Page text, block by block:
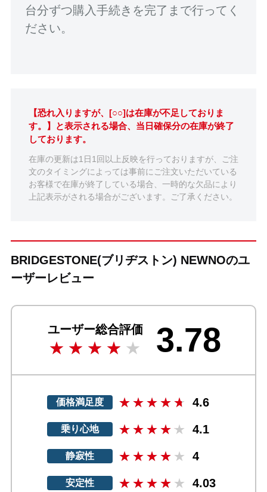
台分ずつ購入手続きを完了まで行ってく
ださい。
【恐れ入りますが、[○○]は在庫が不足しておりま
す。】と表示される場合、当日確保分の在庫が終了
しております。
在庫の更新は1日1回以上反映を行っておりますが、ご注
文のタイミングによっては事前にご注文いただいている
お客様で在庫が終了している場合、一時的な欠品により
上記表示がされる場合がございます。ご了承ください。
BRIDGESTONE(ブリヂストン) NEWNOのユ
ーザーレビュー
ユーザー総合評価 3.78
価格満足度 4.6
乗り心地 4.1
静寂性 4
安定性 4.03